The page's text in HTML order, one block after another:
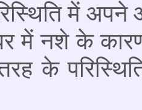
में
में नशे के
के